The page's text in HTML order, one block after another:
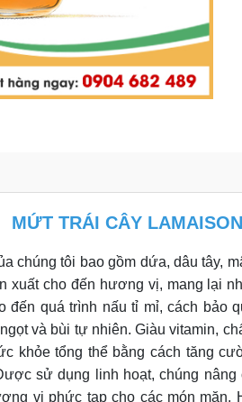
MỨT TRÁI CÂY
chúng tôi bao gồm dứa, dâu tây,
xuất cho đến hương vị, mang lại
đến quá trình nấu tỉ mỉ, cách bảo
và bùi tự nhiên. Giàu vitamin,
khỏe tổng thể bằng cách tăng
sử dụng linh hoạt, chúng
vị phức tạp cho các món